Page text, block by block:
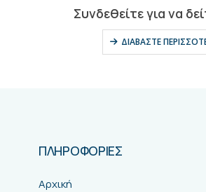
ΠΛΗΡΟΦΟΡΙΕΣ
Αρχική